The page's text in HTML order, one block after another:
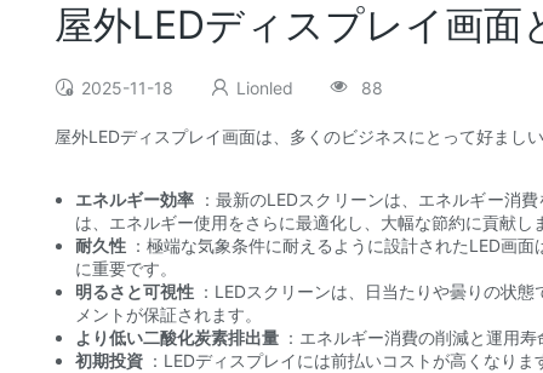
屋外LEDディスプレイ画
2025-11-18 Lionled 88
屋外LEDディスプレイ画面は、多くのビジネスにとって好ま
エネルギー効率 ：最新のLEDスクリーンは、エネルギー消
は、エネルギー使用をさらに最適化し、大幅な節約に貢献し
耐久性 ：極端な気象条件に耐えるように設計されたLED画
に重要です。
明るさと可視性 ：LEDスクリーンは、日当たりや曇りの状
メントが保証されます。
より低い二酸化炭素排出量 ：エネルギー消費の削減と運用
初期投資 ：LEDディスプレイには前払いコストが高くなり